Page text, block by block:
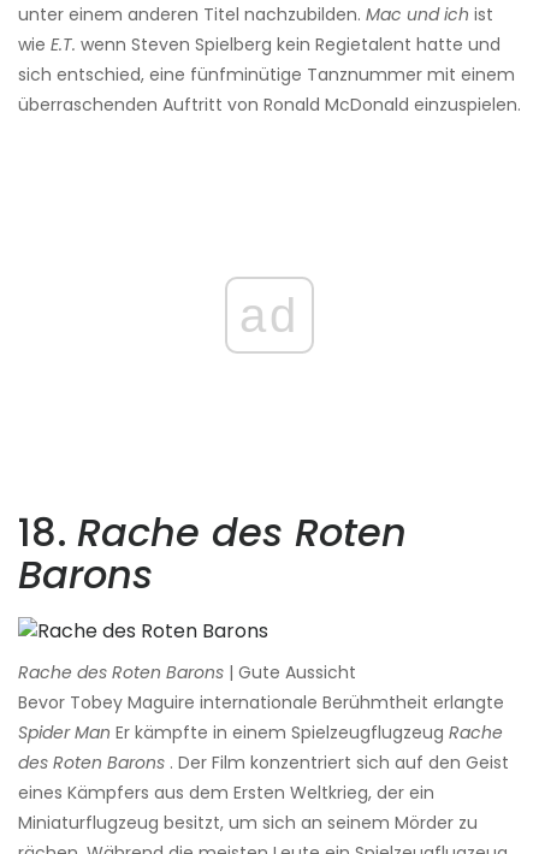
unter einem anderen Titel nachzubilden. Mac und ich ist
wie E.T. wenn Steven Spielberg kein Regietalent hatte und
sich entschied, eine fünfminütige Tanznummer mit einem
überraschenden Auftritt von Ronald McDonald einzuspielen.
ad
18. Rache des Roten
Barons
Rache des Roten Barons | Gute Aussicht
Bevor Tobey Maguire internationale Berühmtheit erlangte
Spider Man Er kämpfte in einem Spielzeugflugzeug Rache
des Roten Barons . Der Film konzentriert sich auf den Geist
eines Kämpfers aus dem Ersten Weltkrieg, der ein
Miniaturflugzeug besitzt, um sich an seinem Mörder zu